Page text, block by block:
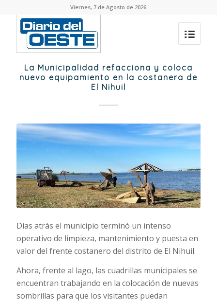
Viernes, 7 de Agosto de 2026
La Municipalidad refacciona y coloca
nuevo equipamiento en la costanera de
El Nihuil
Días atrás el municipio terminó un intenso
operativo de limpieza, mantenimiento y puesta en
valor del frente costanero del distrito de El Nihuil.
Ahora, frente al lago, las cuadrillas municipales se
encuentran trabajando en la colocación de nuevas
sombrillas para que los visitantes puedan